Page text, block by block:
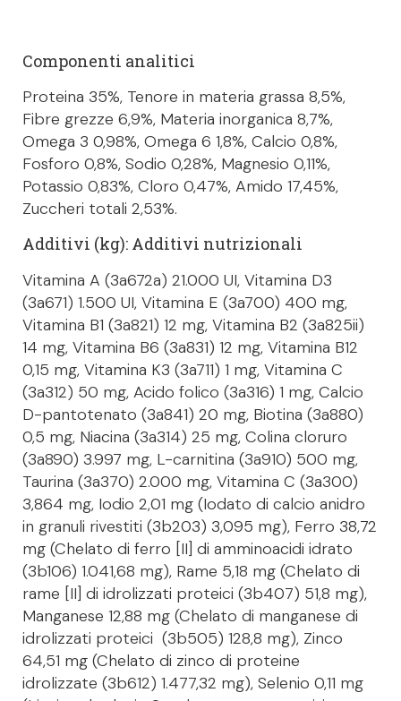
Componenti analitici
Proteina 35%, Tenore in materia grassa 8,5%,
Fibre grezze 6,9%, Materia inorganica 8,7%,
Omega 3 0,98%, Omega 6 1,8%, Calcio 0,8%,
Fosforo 0,8%, Sodio 0,28%, Magnesio 0,11%,
Potassio 0,83%, Cloro 0,47%, Amido 17,45%,
Zuccheri totali 2,53%.
Additivi (kg): Additivi nutrizionali
Vitamina A (3a672a) 21.000 UI, Vitamina D3
(3a671) 1.500 UI, Vitamina E (3a700) 400 mg,
Vitamina B1 (3a821) 12 mg, Vitamina B2 (3a825ii)
14 mg, Vitamina B6 (3a831) 12 mg, Vitamina B12
0,15 mg, Vitamina K3 (3a711) 1 mg, Vitamina C
(3a312) 50 mg, Acido folico (3a316) 1 mg, Calcio
D-pantotenato (3a841) 20 mg, Biotina (3a880)
0,5 mg, Niacina (3a314) 25 mg, Colina cloruro
(3a890) 3.997 mg, L-carnitina (3a910) 500 mg,
Taurina (3a370) 2.000 mg, Vitamina C (3a300)
3,864 mg, Iodio 2,01 mg (Iodato di calcio anidro
in granuli rivestiti (3b203) 3,095 mg), Ferro 38,72
mg (Chelato di ferro [II] di amminoacidi idrato
(3b106) 1.041,68 mg), Rame 5,18 mg (Chelato di
rame [II] di idrolizzati proteici (3b407) 51,8 mg),
Manganese 12,88 mg (Chelato di manganese di
idrolizzati proteici (3b505) 128,8 mg), Zinco
64,51 mg (Chelato di zinco di proteine
idrolizzate (3b612) 1.477,32 mg), Selenio 0,11 mg